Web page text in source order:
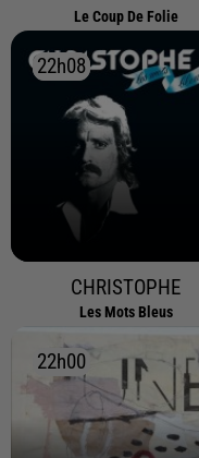
Le Coup De Folie
22h08
22h08
CHRISTOPHE
Les Mots Bleus
22h00
22h00